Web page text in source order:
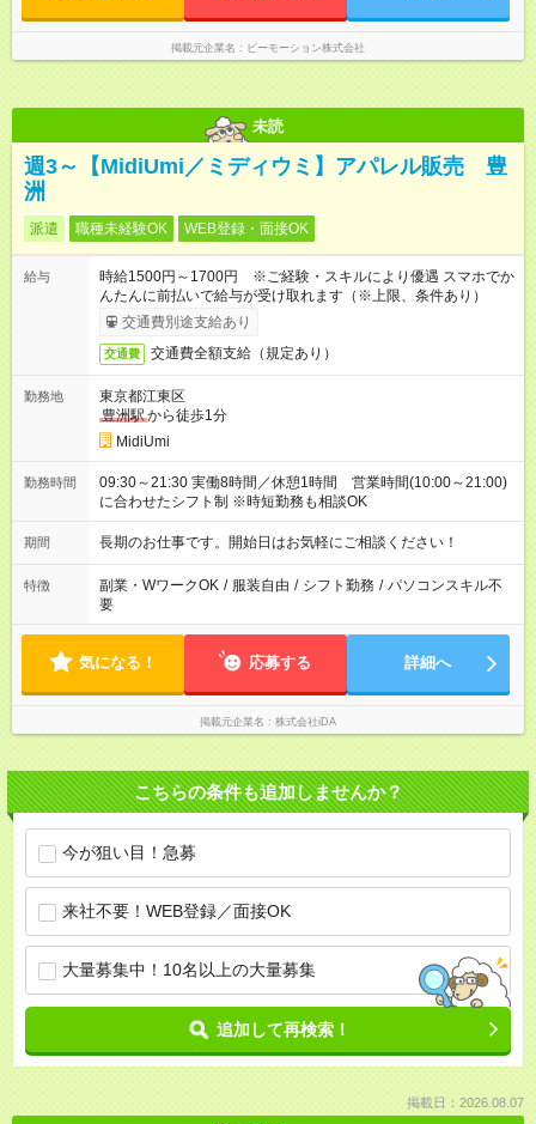
掲載元企業名 ビーモーション株式会社
未読
週3～【MidiUmi／ミディウミ】アパレル販売 豊
洲
派遣 職種未経験OK WEB登録・面接OK
給与
時給1500円～1700円 ※ご経験・スキルにより優遇 スマホでか
んたんに前払いで給与が受け取れます（※上限、条件あり）
交通費別途支給あり
交通費 交通費全額支給（規定あり）
勤務地
東京都江東区
豊洲駅から徒歩1分
MidiUmi
勤務時間
09:30～21:30 実働8時間／休憩1時間 営業時間(10:00～21:00)
に合わせたシフト制 ※時短勤務も相談OK
期間 長期のお仕事です。開始日はお気軽にご相談ください！
特徴 副業・WワークOK / 服装自由 / シフト勤務 / パソコンスキル不
要
気になる！ 応募する 詳細へ
掲載元企業名 株式会社iDA
こちらの条件も追加しませんか？
今が狙い目！急募
来社不要！WEB登録／面接OK
大量募集中！10名以上の大量募集
追加して再検索！
掲載日：2026.08.07